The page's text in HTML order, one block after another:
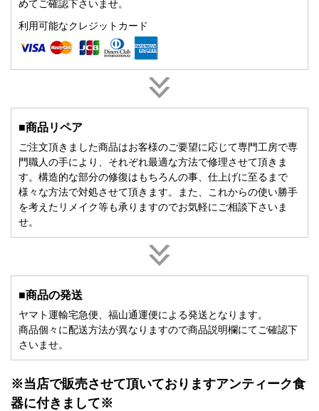
めてご確認下さいませ。
利用可能なクレジットカード
■商品リペア
ご注文頂きました商品はお客様のご要望に応じて専門工房で専
門職人の手により、それぞれ最適な方法で修理させて頂きま
す。構造的な部分の修復はもちろんの事、仕上げに至るまで
様々な方法で対処させて頂きます。また、これからの使い勝手
を考えたリメイク等も承りますのでお気軽にご相談下さいま
せ。
■商品の発送
ヤマト運輸宅急便、福山通運便による発送となります。
商品個々に配送方法が異なりますので商品説明欄にてご確認下
さいませ。
※当店で販売させて頂いておりますアンティーク食
器に付きまして※